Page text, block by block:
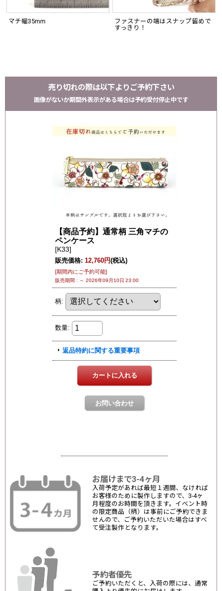
マチ幅35mm
ファスナーの端はスナップ留めで
すっきり！
売り切れの際は以下よりご予約下さい
画像がないか期間外表示がある場合は予約受付停止中です
お届けまで3-4ヶ月
入荷予定があれば最短１週間、なければ
お客様のために製作しますので、3-4ヶ
月程度のお時間を頂きます。イベント時
の限定商品（柄）は事前にご予約できま
せんので、ご予約いただいた場合はすべ
て受注製作となります。
予約者優先
ご予約いただくと、入荷の際には、通常